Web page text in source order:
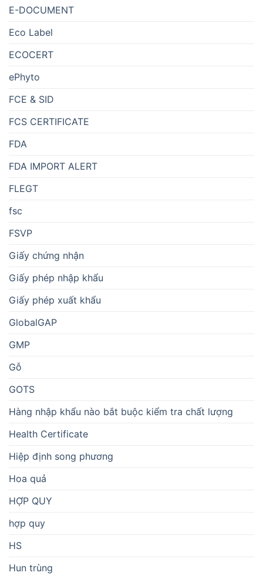
E-DOCUMENT
Eco Label
ECOCERT
ePhyto
FCE & SID
FCS CERTIFICATE
FDA
FDA IMPORT ALERT
FLEGT
fsc
FSVP
Giấy chứng nhận
Giấy phép nhập khẩu
Giấy phép xuất khẩu
GlobalGAP
GMP
Gỗ
GOTS
Hàng nhập khẩu nào bắt buộc kiểm tra chất lượng
Health Certificate
Hiệp định song phương
Hoa quả
HỢP QUY
hợp quy
HS
Hun trùng